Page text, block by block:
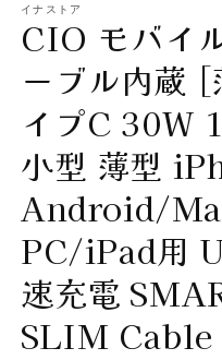
ア
(1)
を
イナストア
CIO モバイ
ーブル内蔵
イプC 30W
小型 薄型
Android/
PC/iPad用
速充電
SLIM Cable